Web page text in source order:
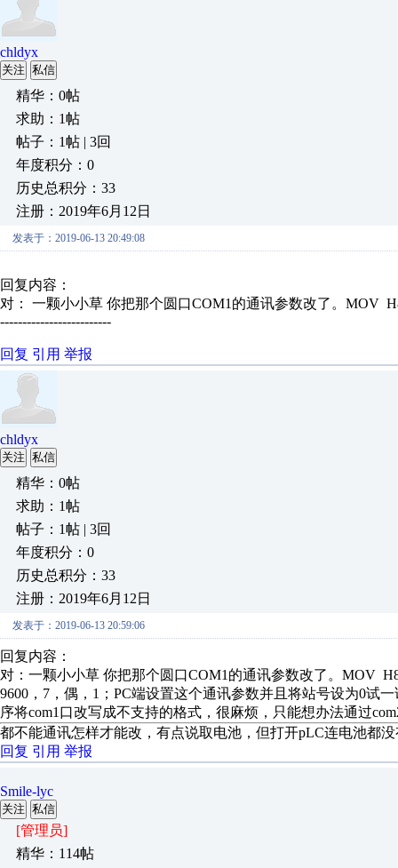
chldyx
关注 私信
精华：0帖
求助：1帖
帖子：1帖 | 3回
年度积分：0
历史总积分：33
注册：2019年6月12日
发表于：2019-06-13 20:49:08
回复内容：
对： 一颗小小草 你把那个圆口COM1的通讯参数改了。MOV
-------------------------
回复 引用 举报
chldyx
关注 私信
精华：0帖
求助：1帖
帖子：1帖 | 3回
年度积分：0
历史总积分：33
注册：2019年6月12日
发表于：2019-06-13 20:59:06
回复内容：
对：一颗小小草 你把那个圆口COM1的通讯参数改了。MOV
9600，7，偶，1；PC端设置这个通讯参数并且将站号设为0试
序将com1口改写成不支持的格式，很麻烦，只能想办法通过
都不能通讯怎样才能改，有点说取电池，但打开pLC连电池都
回复 引用 举报
Smile-lyc
关注 私信
[管理员]
精华：114帖